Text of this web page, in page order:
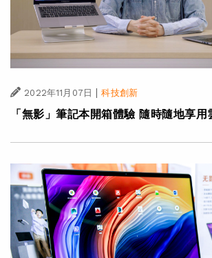
2022年11月07日 | 科技創新
「無影」筆記本開箱體驗 隨時隨地享用